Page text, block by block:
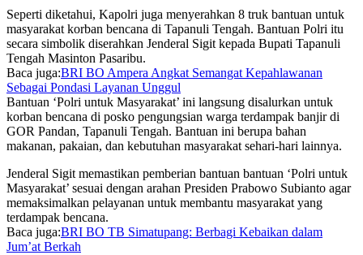
Seperti diketahui, Kapolri juga menyerahkan 8 truk bantuan untuk
masyarakat korban bencana di Tapanuli Tengah. Bantuan Polri itu
secara simbolik diserahkan Jenderal Sigit kepada Bupati Tapanuli
Tengah Masinton Pasaribu.
Baca juga:BRI BO Ampera Angkat Semangat Kepahlawanan
Sebagai Pondasi Layanan Unggul
Bantuan ‘Polri untuk Masyarakat’ ini langsung disalurkan untuk
korban bencana di posko pengungsian warga terdampak banjir di
GOR Pandan, Tapanuli Tengah. Bantuan ini berupa bahan
makanan, pakaian, dan kebutuhan masyarakat sehari-hari lainnya.
Jenderal Sigit memastikan pemberian bantuan bantuan ‘Polri untuk
Masyarakat’ sesuai dengan arahan Presiden Prabowo Subianto agar
memaksimalkan pelayanan untuk membantu masyarakat yang
terdampak bencana.
Baca juga:BRI BO TB Simatupang: Berbagi Kebaikan dalam
Jum’at Berkah